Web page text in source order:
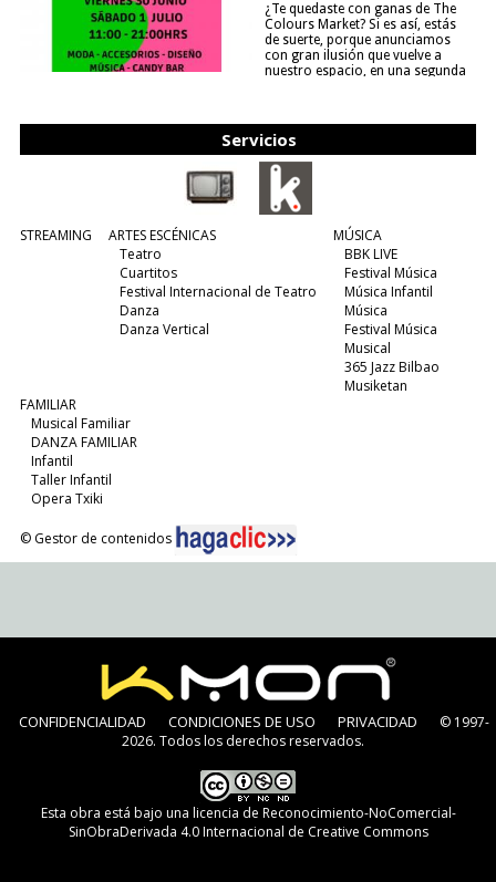
¿Te quedaste con ganas de The
Colours Market? Si es así, estás
de suerte, porque anunciamos
con gran ilusión que vuelve a
nuestro espacio, en una segunda
Servicios
STREAMING
ARTES ESCÉNICAS
Teatro
Cuartitos
Festival Internacional de Teatro
Danza
Danza Vertical
MÚSICA
BBK LIVE
Festival Música
Música Infantil
Música
Festival Música
Musical
365 Jazz Bilbao
Musiketan
FAMILIAR
Musical Familiar
DANZA FAMILIAR
Infantil
Taller Infantil
Opera Txiki
© Gestor de contenidos
CONFIDENCIALIDAD CONDICIONES DE USO PRIVACIDAD
© 1997-
2026. Todos los derechos reservados.
Esta obra está bajo una licencia de Reconocimiento-NoComercial-
SinObraDerivada 4.0 Internacional de Creative Commons